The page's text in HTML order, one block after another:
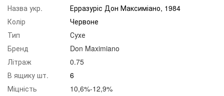
Назва укр.
Ерразуріс Дон Максиміано, 1984
Колір
Червоне
Тип
Сухе
Бренд
Don Maximiano
Літраж
0.75
В ящику шт.
6
Міцність
10,6%-12,9%